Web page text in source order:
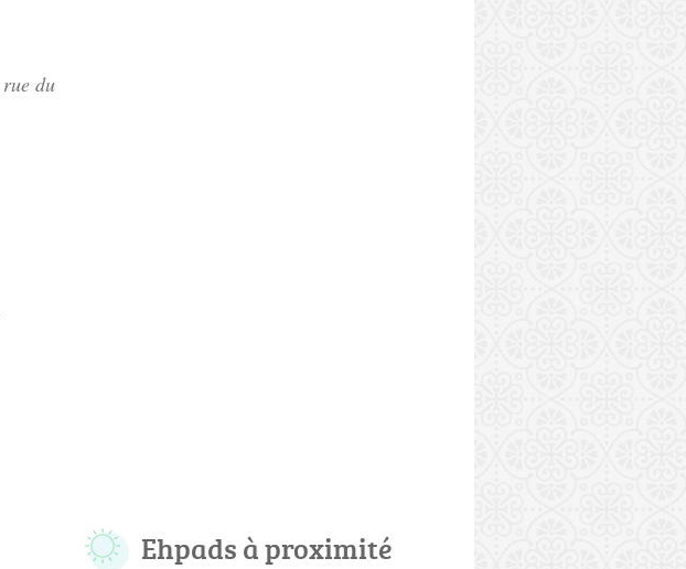
rue du
Ehpads à proximité